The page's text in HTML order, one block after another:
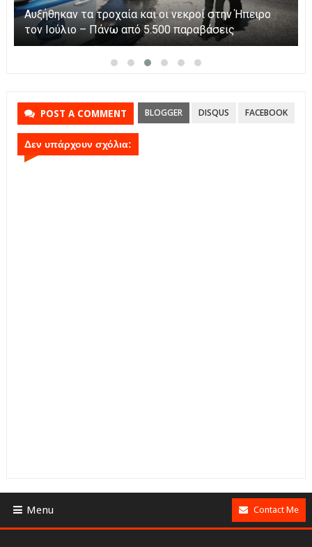
Αυξήθηκαν τα τροχαία και οι νεκροί στην Ήπειρο
τον Ιούλιο – Πάνω από 5.500 παραβάσεις
POST A COMMENT BLOGGER DISQUS FACEBOOK
Δεν υπάρχουν σχόλια:
Menu Contact Me